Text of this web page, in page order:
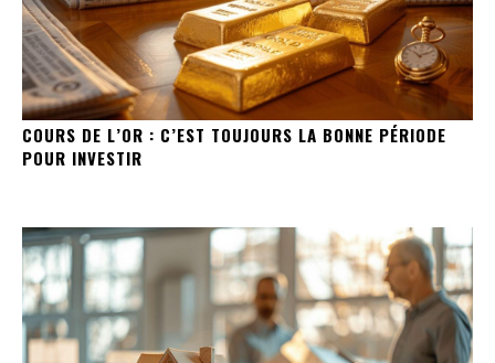
COURS DE L’OR : C’EST TOUJOURS LA BONNE PÉRIODE
POUR INVESTIR